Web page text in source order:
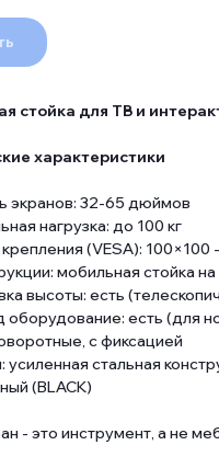
стойка для ТВ и
характеристики
экранов: 32-65 дюймов
нагрузка: до 100 кг
(VESA):
мобильная стойка на
высоты: есть
оборудование: есть (для
с фиксацией
усиленная стальная
(BLACK)
- это инструмент, а не